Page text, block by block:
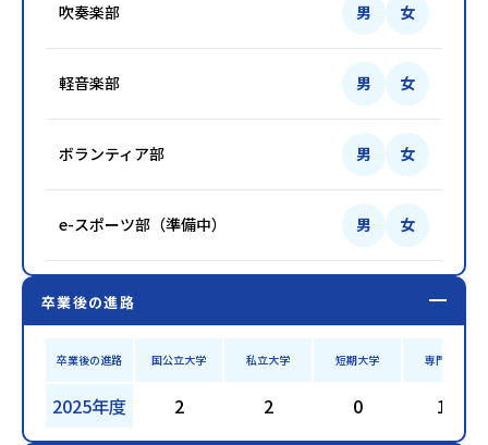
吹奏楽部 男 女
軽音楽部 男 女
ボランティア部 男 女
e-スポーツ部（準備中） 男 女
卒業後の進路
卒業後の進路 国公立大学 私立大学 短期大学 専門学校
2025年度 2 2 0 12